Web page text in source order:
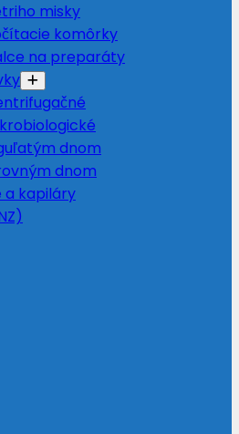
misky
komôrky
na preparáty
dnom
dnom
a kapiláry